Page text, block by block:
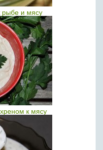
рыбе и мясу
к мясу